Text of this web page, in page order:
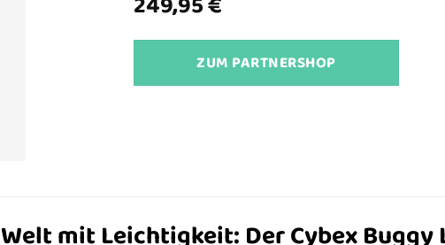
ZUM PARTNERSHOP
mit Leichtigkeit: Der Cybex